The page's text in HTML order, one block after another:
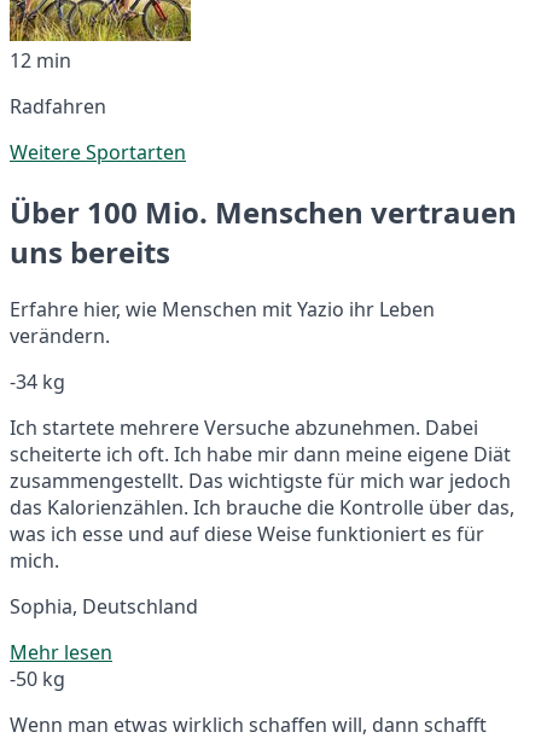
12 min
Radfahren
Weitere Sportarten
Über 100 Mio. Menschen vertrauen
uns bereits
Erfahre hier, wie Menschen mit Yazio ihr Leben
verändern.
-34 kg
Ich startete mehrere Versuche abzunehmen. Dabei
scheiterte ich oft. Ich habe mir dann meine eigene Diät
zusammengestellt. Das wichtigste für mich war jedoch
das Kalorienzählen. Ich brauche die Kontrolle über das,
was ich esse und auf diese Weise funktioniert es für
mich.
Sophia, Deutschland
Mehr lesen
-50 kg
Wenn man etwas wirklich schaffen will, dann schafft